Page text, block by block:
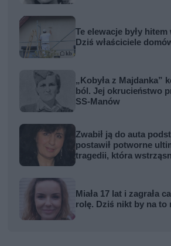
Te elewacje były hitem
Dziś właściciele
„Kobyła z Majdanka”
ból. Jej okrucieństwo
SS-Manów
Zwabił ją do auta
postawił potworne
tragedii, która
Miała 17 lat i zagrała
rolę. Dziś nikt by na to